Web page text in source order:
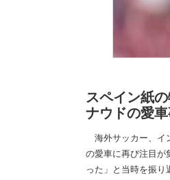
スペイン紙
ナウドの愛
海外サッカー、イ
の愛車に再び注目が
った」と当時を振り